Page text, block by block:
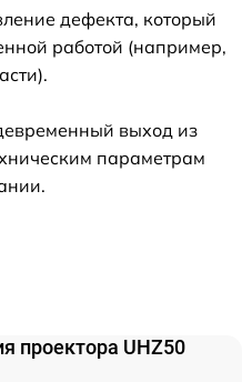
дефекта, который
работой (например,
выход из
параметрам
проектора UHZ50